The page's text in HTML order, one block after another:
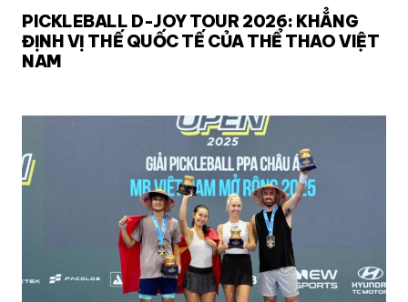
PICKLEBALL D-JOY TOUR 2026: KHẲNG
ĐỊNH VỊ THẾ QUỐC TẾ CỦA THỂ THAO VIỆT
NAM